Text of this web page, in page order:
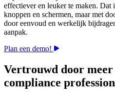
effectiever en leuker te maken. Dat
knoppen en schermen, maar met
door eenvoud en werkelijk
aanpak.
Plan een demo!
Vertrouwd door meer
compliance